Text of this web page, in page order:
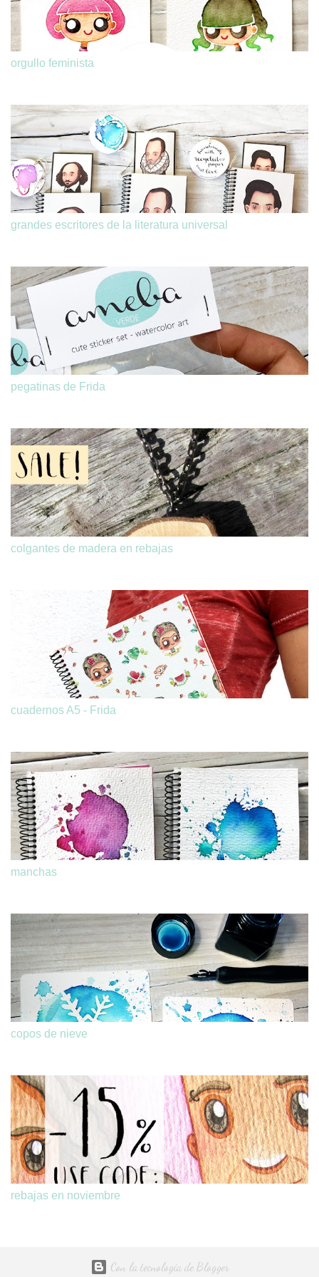
orgullo feminista
grandes escritores de la literatura universal
pegatinas de Frida
colgantes de madera en rebajas
cuadernos A5 - Frida
manchas
copos de nieve
rebajas en noviembre
Con la tecnología de Blogger